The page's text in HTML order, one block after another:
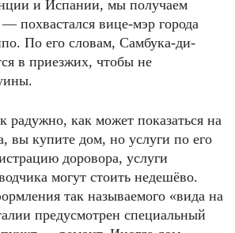
и Испании, мы получаем
похвастался вице-мэр города
По его словам, Самбука-ди-
в приезжих, чтобы не
радужно, как может показаться на
вы купите дом, но услуги по его
доровора, услуги
могут стоить недешёво.
так называемого «вида на
предусмотрен специальный